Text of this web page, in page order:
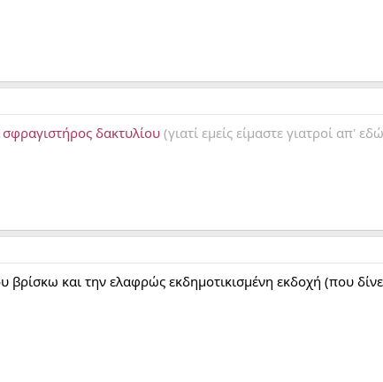
δακτυλίου (γιατί εμείς είμαστε γιατροί απ'
βρίσκω και την ελαφρώς εκδημοτικισμένη εκδοχή (που